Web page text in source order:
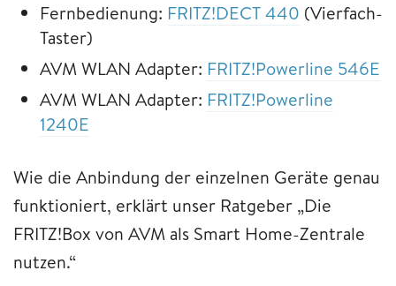
Fernbedienung: FRITZ!DECT 440 (Vierfach-
Taster)
AVM WLAN Adapter: FRITZ!Powerline 546E
AVM WLAN Adapter: FRITZ!Powerline
1240E
Wie die Anbindung der einzelnen Geräte genau
funktioniert, erklärt unser Ratgeber „Die
FRITZ!Box von AVM als Smart Home-Zentrale
nutzen.“